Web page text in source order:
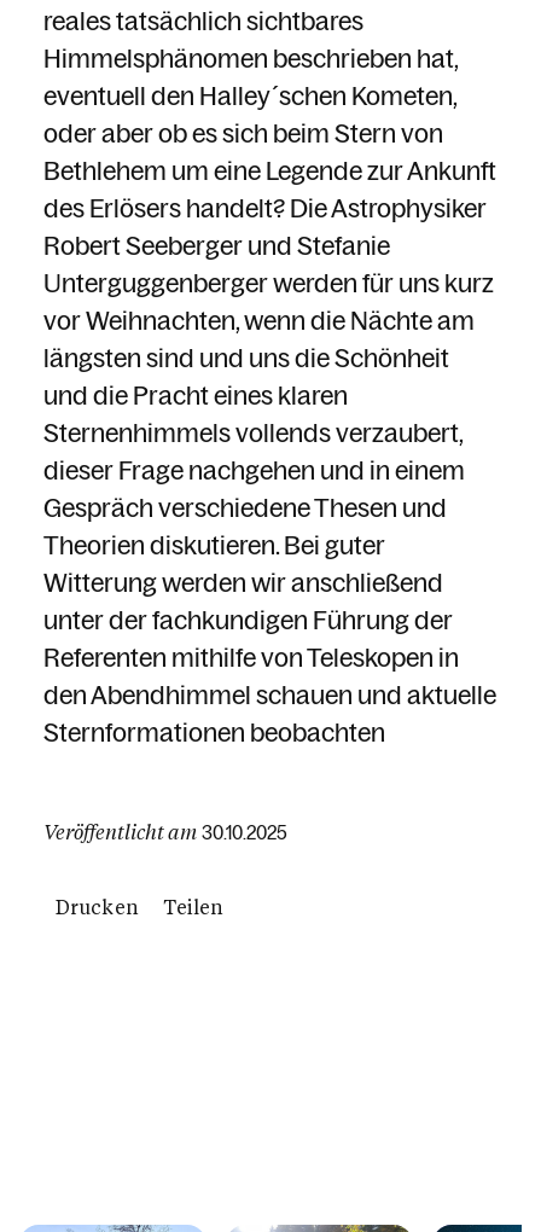
reales tatsächlich sichtbares
Himmelsphänomen beschrieben hat,
eventuell den Halley´schen Kometen,
oder aber ob es sich beim Stern von
Bethlehem um eine Legende zur Ankunft
des Erlösers handelt? Die Astrophysiker
Robert Seeberger und Stefanie
Unterguggenberger werden für uns kurz
vor Weihnachten, wenn die Nächte am
längsten sind und uns die Schönheit
und die Pracht eines klaren
Sternenhimmels vollends verzaubert,
dieser Frage nachgehen und in einem
Gespräch verschiedene Thesen und
Theorien diskutieren. Bei guter
Witterung werden wir anschließend
unter der fachkundigen Führung der
Referenten mithilfe von Teleskopen in
den Abendhimmel schauen und aktuelle
Sternformationen beobachten
Veröffentlicht am 30.10.2025
Drucken Teilen